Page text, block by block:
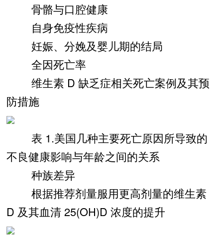
骨骼与口腔健康
自身免疫性疾病
妊娠、分娩及婴儿期的结局
全因死亡率
维生素 D 缺乏症相关死亡案例及其预
防措施
表 1.美国几种主要死亡原因所导致的
不良健康影响与年龄之间的关系
种族差异
根据推荐剂量服用更高剂量的维生素
D 及其血清 25(OH)D 浓度的提升